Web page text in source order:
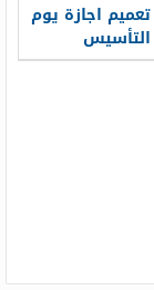
تعميم اجازة يوم
التأسيس
السعودي 2022 /